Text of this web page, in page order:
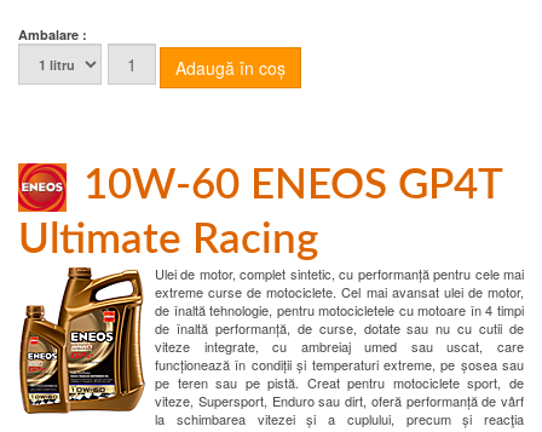
Ambalare :
10W-60 ENEOS GP4T
Ultimate Racing
Ulei de motor, complet sintetic, cu performanță pentru cele mai
extreme curse de motociclete. Cel mai avansat ulei de motor,
de înaltă tehnologie, pentru motocicletele cu motoare în 4 timpi
de înaltă performanță, de curse, dotate sau nu cu cutii de
viteze integrate, cu ambreiaj umed sau uscat, care
funcționează în condiții și temperaturi extreme, pe șosea sau
pe teren sau pe pistă. Creat pentru motociclete sport, de
viteze, Supersport, Enduro sau dirt, oferă performanță de vârf
la schimbarea vitezei și a cuplului, precum și reacţia